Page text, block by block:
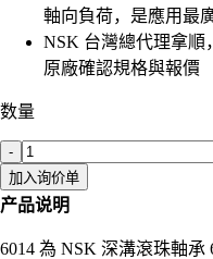
軸向負荷，是應用最
NSK 台灣總代理拿順
原廠確認規格與報價
数量
-
加入询价单
产品说明
6014 為 NSK 深溝滾珠軸承